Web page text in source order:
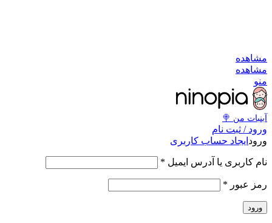
من 🍭
/ ثبت نام
ایجاد حساب کاربری
کاربری یا آدرس ایمیل*
عبور*
ورود